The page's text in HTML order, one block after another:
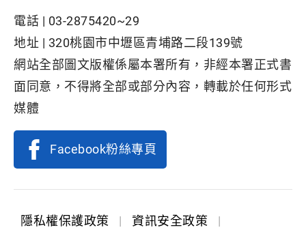
電話 | 03-2875420~29
地址 | 320桃園市中壢區青埔路二段139號
網站全部圖文版權係屬本署所有，非經本署正式書
面同意，不得將全部或部分內容，轉載於任何形式
媒體
Facebook粉絲專頁
隱私權保護政策 | 資訊安全政策 |